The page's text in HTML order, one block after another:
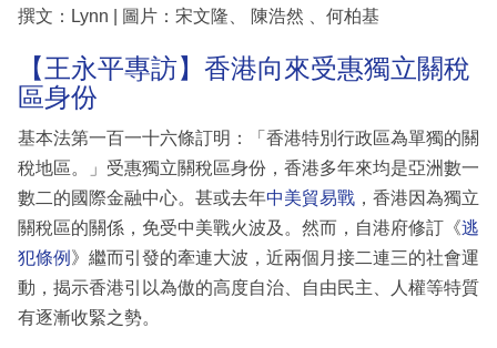
專
撰文：Lynn | 圖片：宋文隆、 陳浩然 、何柏基
【王永平專訪】香港向來受惠獨立關稅
區身份
基本法第一百一十六條訂明：「香港特別行政區為單獨的關
稅地區。」受惠獨立關稅區身份，香港多年來均是亞洲數一
數二的國際金融中心。甚或去年中美貿易戰 ，香港因為獨立
關稅區的關係，免受中美戰火波及。然而，自港府修訂《逃
犯條例 》繼而引發的牽連大波，近兩個月接二連三的社會運
動，揭示香港引以為傲的高度自治、自由民主、人權等特質
有逐漸收緊之勢。